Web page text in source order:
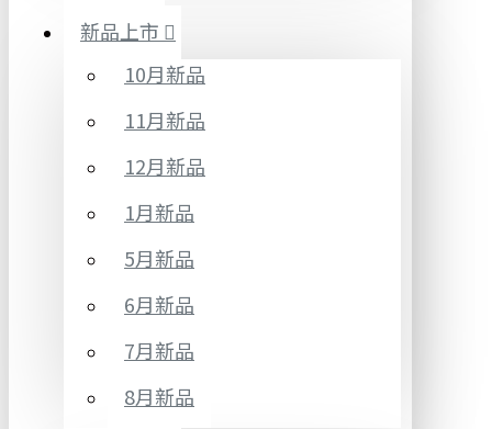
新品上市
10月新品
11月新品
12月新品
1月新品
5月新品
6月新品
7月新品
8月新品